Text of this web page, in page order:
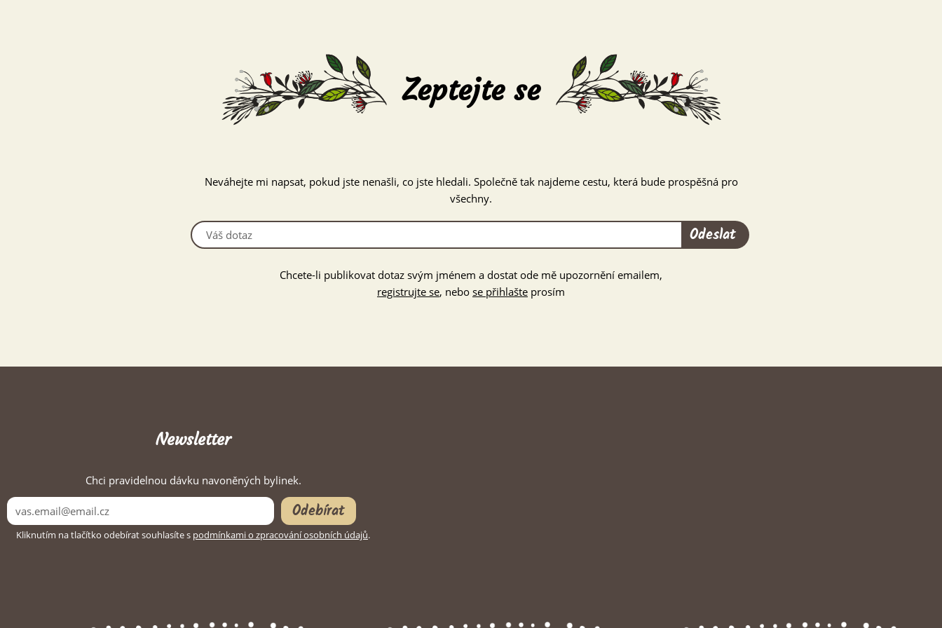
Zeptejte se
Neváhejte mi napsat, pokud jste nenašli, co jste hledali. Společně tak najdeme cestu, která bude prospěšná pro
všechny.
Odeslat
Chcete-li publikovat dotaz svým jménem a dostat ode mě upozornění emailem,
registrujte se, nebo se přihlašte prosím
Newsletter
Chci pravidelnou dávku navoněných bylinek.
Odebírat
Kliknutím na tlačítko odebírat souhlasíte s podmínkami o zpracování osobních údajů.